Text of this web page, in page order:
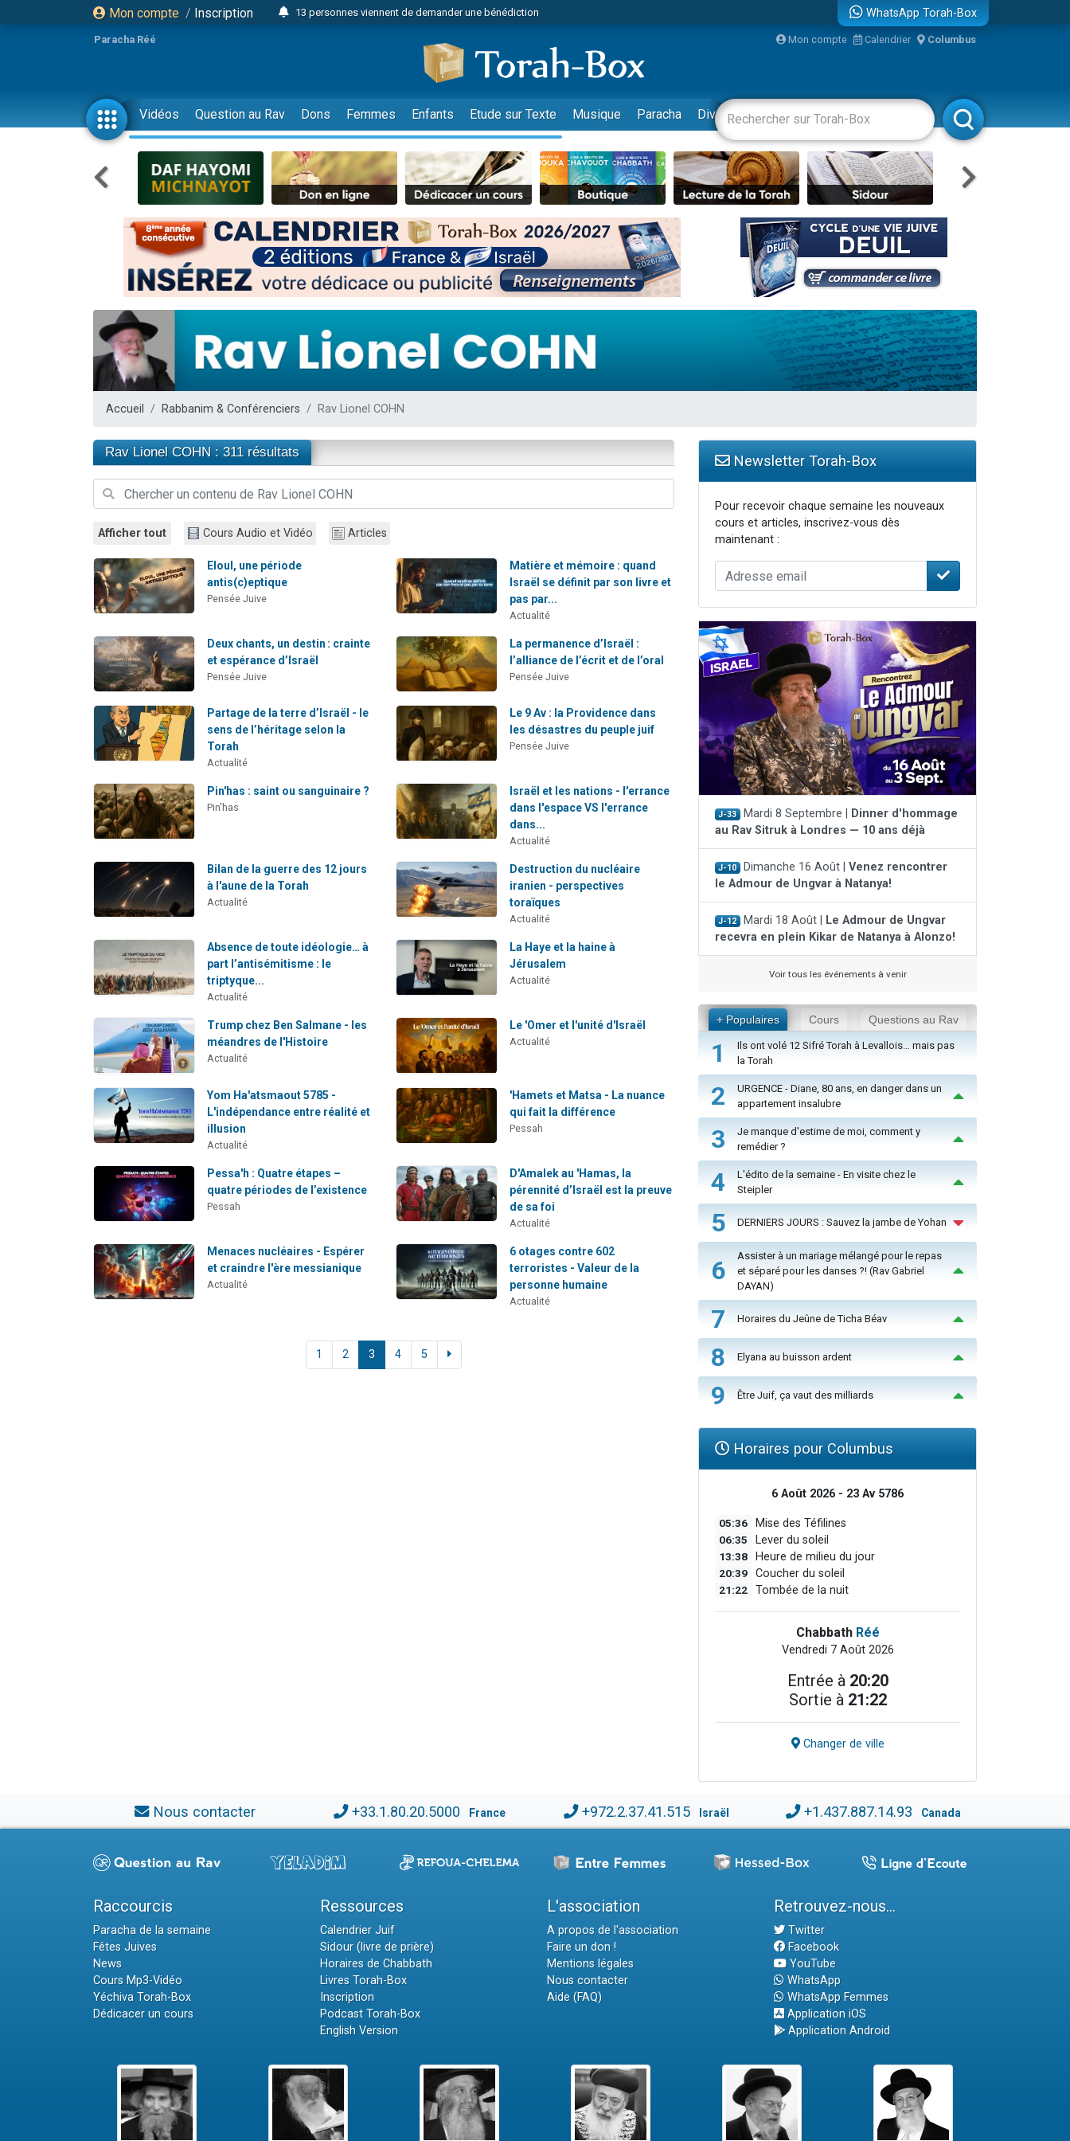
Mon compte / Inscription
13 personnes viennent de demander une bénédiction
12 nouvelles musiques dans Torah-Box Music
30 personnes viennent de faire un don pour Sauvez la jambe de Yohan
3 personnes viennent de nous rejoindre sur WhatsApp
2 personnes viennent de nous rejoindre sur WhatsApp
3 personnes viennent de nous rejoindre sur WhatsApp
2 nouvelles musiques dans Torah-Box Music
8 personnes viennent de faire un don pour Tsédaka : pauvres d'Israel
4 personnes viennent de faire un don pour Diane, 80 ans, dans un appartement insalubre
Nouvelle émission radio : Visions de grandeur n°104 : Le Chabbath et le Birkat Hamazone à travers le temps
61 personnes viennent de demander une bénédiction
Il reste 49 places pour étudier en groupe sur Zoom
Nathaniel vient de donner son Maasser
6 personnes viennent de faire un don pour 5 enfants déjà orphelins risquent de perdre leur maman
2 personnes viennent de faire un don pour Reloger Rivka, 6 enfants, victime de violences...
Il reste 49 places pour étudier en groupe sur Zoom
2 personnes viennent de nous rejoindre sur WhatsApp
WhatsApp Torah-Box
Paracha Réé Mon compte Calendrier Columbus
Vidéos Question au Rav Dons Femmes Enfants Etude sur Texte Musique Paracha Divertissements Livres Rabbanim
Accueil Rabbanim & Conférenciers Rav Lionel COHN
Rav Lionel COHN : 311 résultats
Afficher tout Cours Audio et Vidéo Articles
Eloul, une période
antis(c)eptique
Pensée Juive
Matière et mémoire : quand
Israël se définit par son livre et
pas par...
Actualité
Deux chants, un destin : crainte
et espérance d’Israël
Pensée Juive
La permanence d’Israël :
l’alliance de l’écrit et de l’oral
Pensée Juive
Partage de la terre d’Israël - le
sens de l’héritage selon la
Torah
Actualité
Le 9 Av : la Providence dans
les désastres du peuple juif
Pensée Juive
Pin'has : saint ou sanguinaire ?
Pin'has
Israël et les nations - l'errance
dans l'espace VS l'errance
dans...
Actualité
Bilan de la guerre des 12 jours
à l'aune de la Torah
Actualité
Destruction du nucléaire
iranien - perspectives
toraïques
Actualité
Absence de toute idéologie… à
part l’antisémitisme : le
triptyque...
Actualité
La Haye et la haine à
Jérusalem
Actualité
Trump chez Ben Salmane - les
méandres de l'Histoire
Actualité
Le 'Omer et l'unité d'Israël
Actualité
Yom Ha'atsmaout 5785 -
L'indépendance entre réalité et
illusion
Actualité
'Hamets et Matsa - La nuance
qui fait la différence
Pessah
Pessa'h : Quatre étapes –
quatre périodes de l’existence
Pessah
D'Amalek au 'Hamas, la
pérennité d’Israël est la preuve
de sa foi
Actualité
Menaces nucléaires - Espérer
et craindre l'ère messianique
Actualité
6 otages contre 602
terroristes - Valeur de la
personne humaine
Actualité
1 2 3 4 5
Newsletter Torah-Box
Pour recevoir chaque semaine les nouveaux
cours et articles, inscrivez-vous dès
maintenant :
J-33 Mardi 8 Septembre |
Dinner d'hommage
au Rav Sitruk à Londres — 10 ans déjà
J-10 Dimanche 16 Août | Venez rencontrer
le Admour de Ungvar à Natanya!
J-12 Mardi 18 Août |
Le Admour de Ungvar
recevra en plein Kikar de Natanya à Alonzo!
Voir tous les événements à venir
+ Populaires Cours Questions au Rav
1
Ils ont volé 12 Sifré Torah à Levallois… mais pas
la Torah
2
URGENCE - Diane, 80 ans, en danger dans un
appartement insalubre
3
Je manque d'estime de moi, comment y
remédier ?
4
L'édito de la semaine - En visite chez le
Steipler
5 DERNIERS JOURS : Sauvez la jambe de Yohan
6
Assister à un mariage mélangé pour le repas
et séparé pour les danses ?! (Rav Gabriel
DAYAN)
7 Horaires du Jeûne de Ticha Béav
8 Elyana au buisson ardent
9 Être Juif, ça vaut des milliards
Horaires pour Columbus
6 Août 2026 - 23 Av 5786
05:36 Mise des Téfilines
06:35 Lever du soleil
13:38 Heure de milieu du jour
20:39 Coucher du soleil
21:22 Tombée de la nuit
Chabbath Réé
Vendredi 7 Août 2026
Entrée à 20:20
Sortie à 21:22
Changer de ville
Nous contacter +33.1.80.20.5000 France +972.2.37.41.515 Israël +1.437.887.14.93 Canada
Raccourcis
Paracha de la semaine
Fêtes Juives
News
Cours Mp3-Vidéo
Yéchiva Torah-Box
Dédicacer un cours
Ressources
Calendrier Juif
Sidour (livre de prière)
Horaires de Chabbath
Livres Torah-Box
Inscription
Podcast Torah-Box
English Version
L'association
A propos de l'association
Faire un don !
Mentions légales
Nous contacter
Aide (FAQ)
Retrouvez-nous...
Twitter
Facebook
YouTube
WhatsApp
WhatsApp Femmes
Application iOS
Application Android